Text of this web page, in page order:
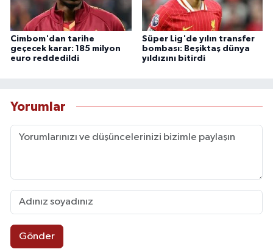
Cimbom'dan tarihe
geçecek karar: 185 milyon
euro reddedildi
Süper Lig'de yılın transfer
bombası: Beşiktaş dünya
yıldızını bitirdi
Yorumlar
Gönder